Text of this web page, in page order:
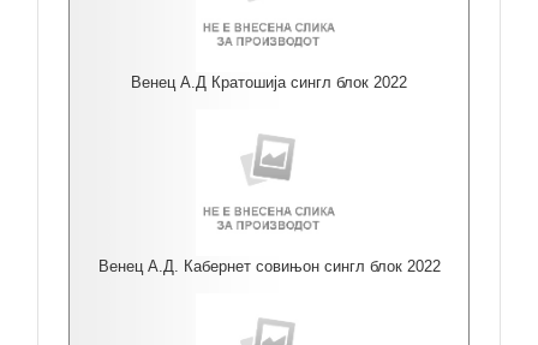
Венец А.Д Кратошија сингл блок 2022
Венец А.Д. Кабернет совињон сингл блок 2022